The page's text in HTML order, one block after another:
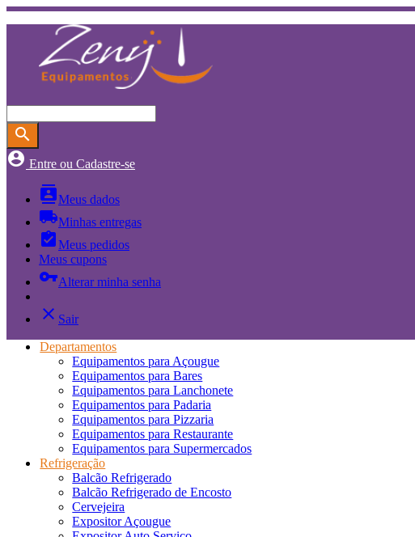
search
account_circle Entre ou Cadastre-se
contactsMeus dados
local_shippingMinhas entregas
assignment_turned_inMeus pedidos
Meus cupons
vpn_keyAlterar minha senha
close Sair
Departamentos
Equipamentos para Açougue
Equipamentos para Bares
Equipamentos para Lanchonete
Equipamentos para Padaria
Equipamentos para Pizzaria
Equipamentos para Restaurante
Equipamentos para Supermercados
Refrigeração
Balcão Refrigerado
Balcão Refrigerado de Encosto
Cervejeira
Expositor Açougue